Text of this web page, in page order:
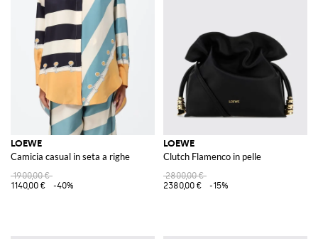
LOEWE
Camicia casual in seta a righe
1900,00 €
1140,00 €
-40%
LOEWE
Clutch Flamenco in pelle
2800,00 €
2380,00 €
-15%